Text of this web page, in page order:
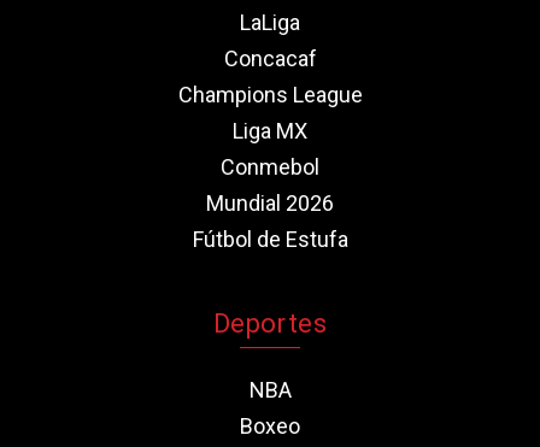
LaLiga
Concacaf
Champions League
Liga MX
Conmebol
Mundial 2026
Fútbol de Estufa
Deportes
NBA
Boxeo